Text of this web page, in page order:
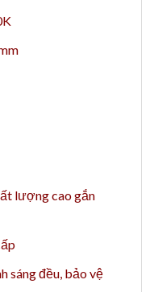
lượng cao gắn
sáng đều, bảo vệ